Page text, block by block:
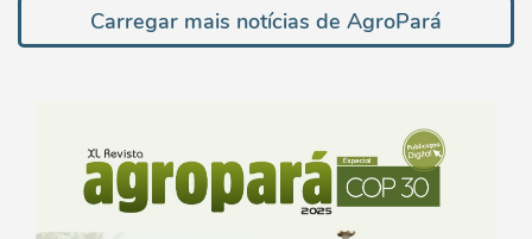
Carregar mais notícias de AgroPará